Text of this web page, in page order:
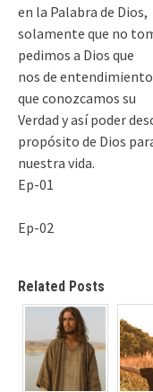
en la Palabra de Dios,
solamente que no
pedimos a Dios que
nos de entendimiento
que conozcamos su
Verdad y así poder
propósito de Dios
nuestra vida.
Ep-01
Ep-02
Related Posts